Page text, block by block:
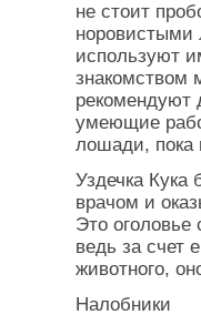
не стоит
норовистыми
используют
знакомством
рекомендуют
умеющие
лошади, пока
Уздечка Кука
врачом и
Это оголовье
ведь за счет
животного,
Налобники